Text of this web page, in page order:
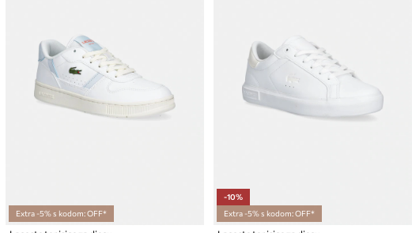
Extra -5% s kodom: OFF*
-10%
Extra -5% s kodom: OFF*